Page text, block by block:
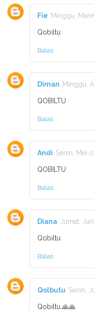
Fie Minggu,
Qobiltu
Balas
Diman Minggu,
QOBILTU
Balas
Andi Senin, Mei
QOBILTU
Balas
Diana Jumat,
Qobiltu
Balas
Qolbutu Senin,
Qobiltu.🙏🙏